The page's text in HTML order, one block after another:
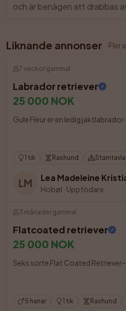
och är benägen att drabbas
Liknande annonser Fler
7 veckor gammal
Labrador retriever
25 000 NOK
Gule Fleur er en ledig
1 tik Rashund Stamtavla
LM Lea Madeleine
Hobøl · Uppfödare
3 månader gammal
Flatcoated retriever
25 000 NOK
Seks sorte Flat Coated
5 hanar 1 tik Rashund